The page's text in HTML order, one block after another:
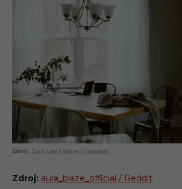
Erick Lee Hodge / Unsplash
Zdroj: aura_blaze_official / Reddit